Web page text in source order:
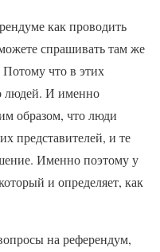
как проводить
спрашивать там же
что в этих
людей. И именно
образом, что люди
представителей, и те
Именно поэтому у
и определяет, как
на референдум,